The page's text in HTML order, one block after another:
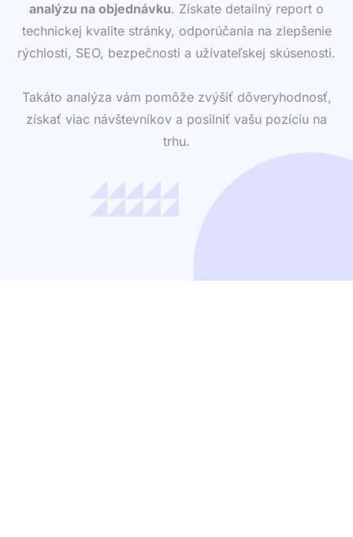
analýzu na objednávku. Získate detailný report o
technickej kvalite stránky, odporúčania na zlepšenie
rýchlosti, SEO, bezpečnosti a užívateľskej skúsenosti.
Takáto analýza vám pomôže zvýšiť dôveryhodnosť,
získať viac návštevníkov a posilniť vašu pozíciu na
trhu.